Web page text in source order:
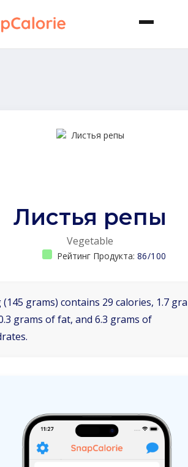
Листья репы
Vegetable
Рейтинг Продукта: 86/100
(145 grams) contains 29 calories, 1.7
grams of fat, and 6.3 grams of